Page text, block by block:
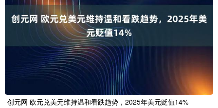
创元网 欧元兑美元维持温和看跌趋势，2025年美元贬值14%